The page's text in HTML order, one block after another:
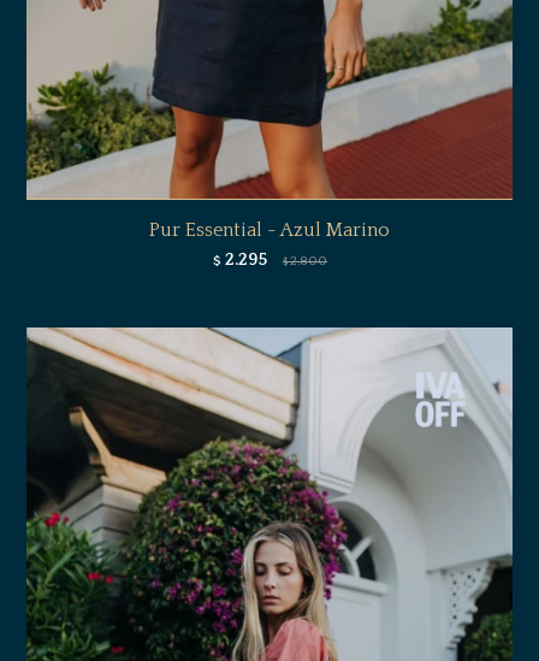
Pur Essential - Azul Marino
$ 2.295 $ 2.800